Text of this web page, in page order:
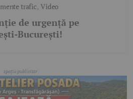
trafic, Video
de urgență pe
București!